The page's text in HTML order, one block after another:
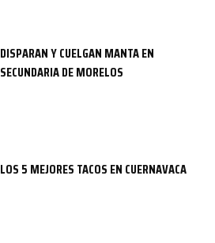
DISPARAN Y CUELGAN MANTA EN
SECUNDARIA DE MORELOS
LOS 5 MEJORES TACOS EN CUERNAVACA